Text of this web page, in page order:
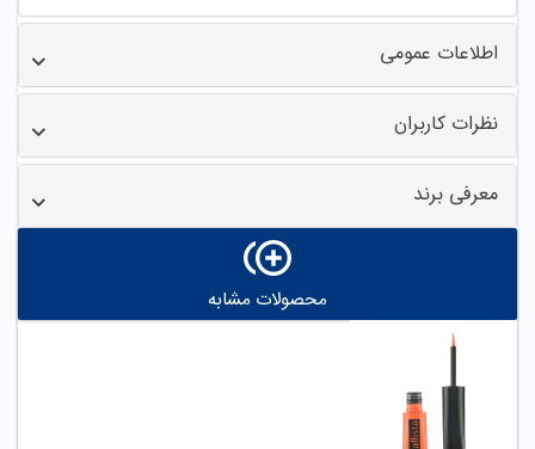
اطلاعات عمومی
نظرات کاربران
معرفی برند
محصولات مشابه